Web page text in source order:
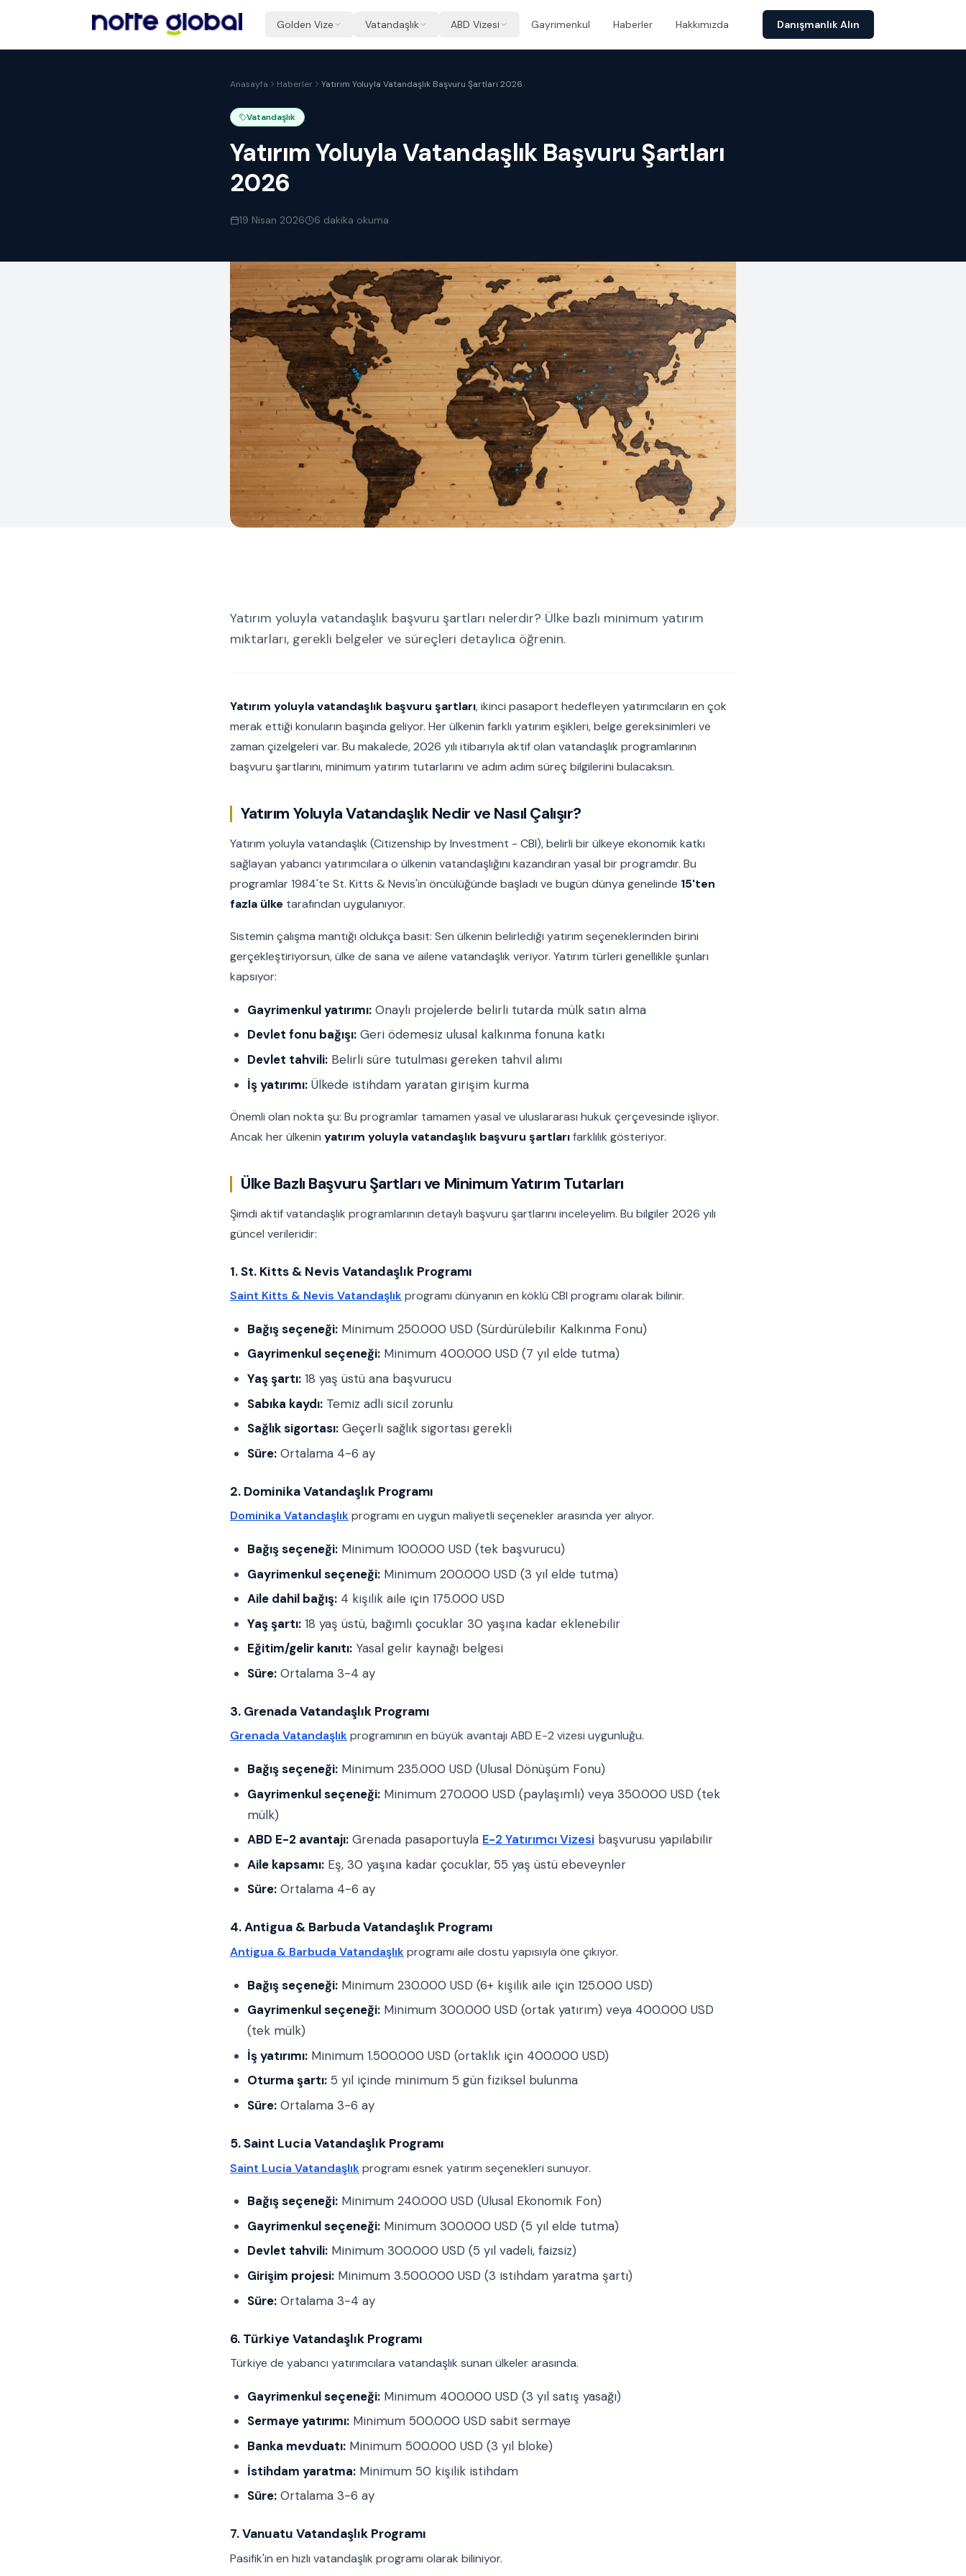
Golden Vize Vatandaşlık ABD Vizesi Gayrimenkul Haberler Hakkımızda Danışmanlık Alın
Anasayfa Haberler Yatırım Yoluyla Vatandaşlık Başvuru Şartları 2026
Vatandaşlık
Yatırım Yoluyla Vatandaşlık Başvuru Şartları
2026
19 Nisan 2026 6 dakika okuma
Yatırım yoluyla vatandaşlık başvuru şartları nelerdir? Ülke bazlı minimum yatırım
miktarları, gerekli belgeler ve süreçleri detaylıca öğrenin.
Yatırım yoluyla vatandaşlık başvuru şartları, ikinci pasaport hedefleyen yatırımcıların en çok
merak ettiği konuların başında geliyor. Her ülkenin farklı yatırım eşikleri, belge gereksinimleri ve
zaman çizelgeleri var. Bu makalede, 2026 yılı itibarıyla aktif olan vatandaşlık programlarının
başvuru şartlarını, minimum yatırım tutarlarını ve adım adım süreç bilgilerini bulacaksın.
Yatırım Yoluyla Vatandaşlık Nedir ve Nasıl Çalışır?
Yatırım yoluyla vatandaşlık (Citizenship by Investment - CBI), belirli bir ülkeye ekonomik katkı
sağlayan yabancı yatırımcılara o ülkenin vatandaşlığını kazandıran yasal bir programdır. Bu
programlar 1984'te St. Kitts & Nevis'in öncülüğünde başladı ve bugün dünya genelinde 15'ten
fazla ülke tarafından uygulanıyor.
Sistemin çalışma mantığı oldukça basit: Sen ülkenin belirlediği yatırım seçeneklerinden birini
gerçekleştiriyorsun, ülke de sana ve ailene vatandaşlık veriyor. Yatırım türleri genellikle şunları
kapsıyor:
Gayrimenkul yatırımı: Onaylı projelerde belirli tutarda mülk satın alma
Devlet fonu bağışı: Geri ödemesiz ulusal kalkınma fonuna katkı
Devlet tahvili: Belirli süre tutulması gereken tahvil alımı
İş yatırımı: Ülkede istihdam yaratan girişim kurma
Önemli olan nokta şu: Bu programlar tamamen yasal ve uluslararası hukuk çerçevesinde işliyor.
Ancak her ülkenin yatırım yoluyla vatandaşlık başvuru şartlarıfarklılık gösteriyor.
Ülke Bazlı Başvuru Şartları ve Minimum Yatırım Tutarları
Şimdi aktif vatandaşlık programlarının detaylı başvuru şartlarını inceleyelim. Bu bilgiler 2026 yılı
güncel verileridir:
1. St. Kitts & Nevis Vatandaşlık Programı
Saint Kitts & Nevis Vatandaşlıkprogramı dünyanın en köklü CBI programı olarak bilinir.
Bağış seçeneği: Minimum 250.000 USD (Sürdürülebilir Kalkınma Fonu)
Gayrimenkul seçeneği: Minimum 400.000 USD (7 yıl elde tutma)
Yaş şartı: 18 yaş üstü ana başvurucu
Sabıka kaydı: Temiz adli sicil zorunlu
Sağlık sigortası: Geçerli sağlık sigortası gerekli
Süre: Ortalama 4-6 ay
2. Dominika Vatandaşlık Programı
Dominika Vatandaşlıkprogramı en uygun maliyetli seçenekler arasında yer alıyor.
Bağış seçeneği: Minimum 100.000 USD (tek başvurucu)
Gayrimenkul seçeneği: Minimum 200.000 USD (3 yıl elde tutma)
Aile dahil bağış: 4 kişilik aile için 175.000 USD
Yaş şartı: 18 yaş üstü, bağımlı çocuklar 30 yaşına kadar eklenebilir
Eğitim/gelir kanıtı: Yasal gelir kaynağı belgesi
Süre: Ortalama 3-4 ay
3. Grenada Vatandaşlık Programı
Grenada Vatandaşlıkprogramının en büyük avantajı ABD E-2 vizesi uygunluğu.
Bağış seçeneği: Minimum 235.000 USD (Ulusal Dönüşüm Fonu)
Gayrimenkul seçeneği: Minimum 270.000 USD (paylaşımlı) veya 350.000 USD (tek
mülk)
ABD E-2 avantajı: Grenada pasaportuyla E-2 Yatırımcı Vizesi başvurusu yapılabilir
Aile kapsamı: Eş, 30 yaşına kadar çocuklar, 55 yaş üstü ebeveynler
Süre: Ortalama 4-6 ay
4. Antigua & Barbuda Vatandaşlık Programı
Antigua & Barbuda Vatandaşlıkprogramı aile dostu yapısıyla öne çıkıyor.
Bağış seçeneği: Minimum 230.000 USD (6+ kişilik aile için 125.000 USD)
Gayrimenkul seçeneği: Minimum 300.000 USD (ortak yatırım) veya 400.000 USD
(tek mülk)
İş yatırımı: Minimum 1.500.000 USD (ortaklık için 400.000 USD)
Oturma şartı: 5 yıl içinde minimum 5 gün fiziksel bulunma
Süre: Ortalama 3-6 ay
5. Saint Lucia Vatandaşlık Programı
Saint Lucia Vatandaşlıkprogramı esnek yatırım seçenekleri sunuyor.
Bağış seçeneği: Minimum 240.000 USD (Ulusal Ekonomik Fon)
Gayrimenkul seçeneği: Minimum 300.000 USD (5 yıl elde tutma)
Devlet tahvili: Minimum 300.000 USD (5 yıl vadeli, faizsiz)
Girişim projesi: Minimum 3.500.000 USD (3 istihdam yaratma şartı)
Süre: Ortalama 3-4 ay
6. Türkiye Vatandaşlık Programı
Türkiye de yabancı yatırımcılara vatandaşlık sunan ülkeler arasında.
Gayrimenkul seçeneği: Minimum 400.000 USD (3 yıl satış yasağı)
Sermaye yatırımı: Minimum 500.000 USD sabit sermaye
Banka mevduatı: Minimum 500.000 USD (3 yıl bloke)
İstihdam yaratma: Minimum 50 kişilik istihdam
Süre: Ortalama 3-6 ay
7. Vanuatu Vatandaşlık Programı
Pasifik'in en hızlı vatandaşlık programı olarak biliniyor.